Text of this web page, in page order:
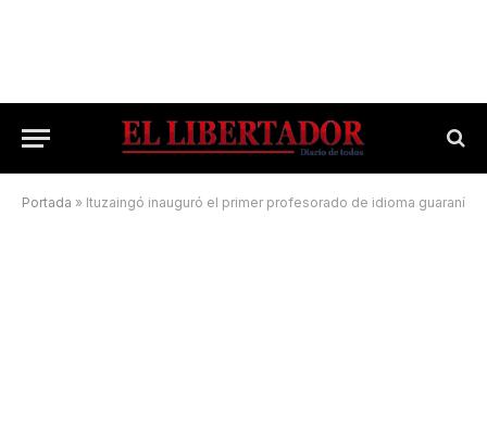
Portada » Ituzaingó inauguró el primer profesorado de idioma guaraní